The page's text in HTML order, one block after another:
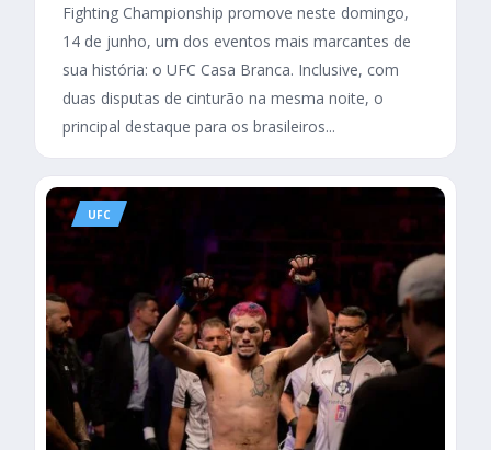
Fighting Championship promove neste domingo,
14 de junho, um dos eventos mais marcantes de
sua história: o UFC Casa Branca. Inclusive, com
duas disputas de cinturão na mesma noite, o
principal destaque para os brasileiros...
UFC